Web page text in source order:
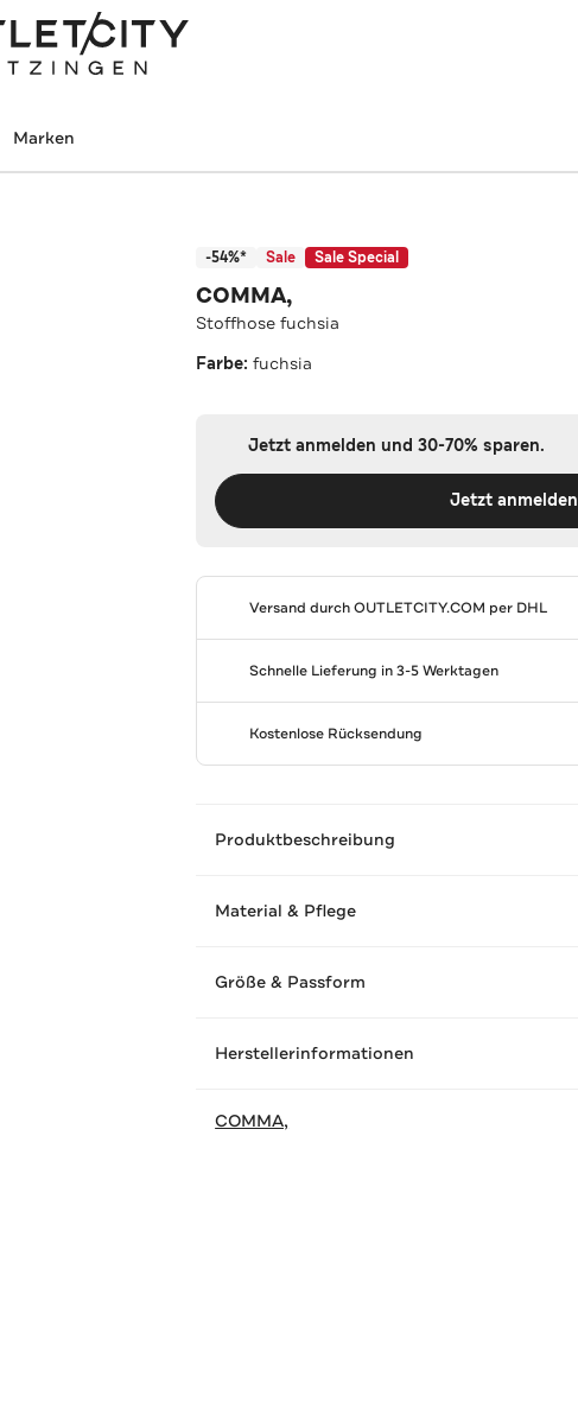
Marken
-54%* Sale Sale Special
COMMA,
Stoffhose fuchsia
Farbe:fuchsia
Jetzt anmelden und 30-70% sparen.
Jetzt anmelden
Versand durchOUTLETCITY.COM per DHL
Schnelle Lieferung in 3-5 Werktagen
Kostenlose Rücksendung
Produktbeschreibung
Material & Pflege
Größe & Passform
Herstellerinformationen
COMMA,